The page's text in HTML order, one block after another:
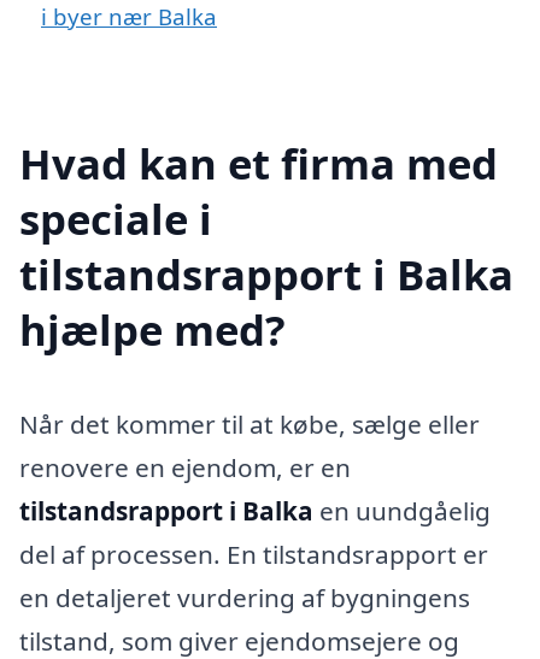
i byer nær Balka
Hvad kan et firma med
speciale i
tilstandsrapport i Balka
hjælpe med?
Når det kommer til at købe, sælge eller
renovere en ejendom, er en
tilstandsrapport i Balka en uundgåelig
del af processen. En tilstandsrapport er
en detaljeret vurdering af bygningens
tilstand, som giver ejendomsejere og